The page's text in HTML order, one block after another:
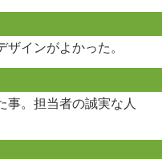
インがよかった。
事。担当者の誠実な人